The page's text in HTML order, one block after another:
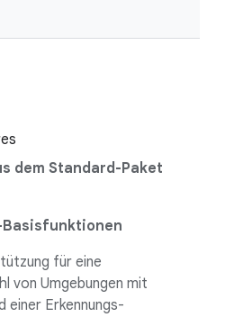
dem Standard-Paket
Basisfunktionen
für eine
von Umgebungen mit
einer Erkennungs-